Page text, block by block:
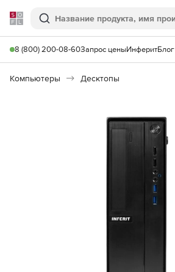
Softline
Поиск
8 (800) 200-08-60Запрос ценыИнферитБлог
Компьютеры Десктопы